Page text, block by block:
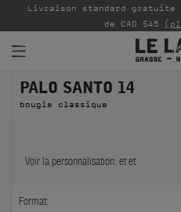
PARFUMS
INTÉRIEUR
BODY — HAIR — FACE
Livraison standard gratuite
de CAD $45
PALO SANTO 14
bougie classique
Voir la personnalisation: etet
Format: